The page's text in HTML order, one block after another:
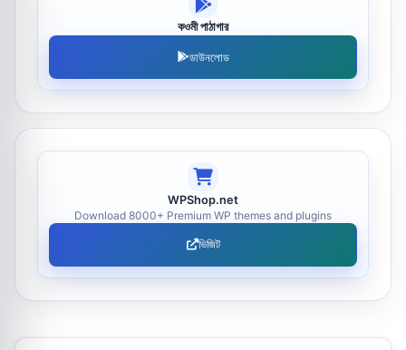
কওমী পাঠাগার
ডাউনলোড
WPShop.net
Download 8000+ Premium WP themes and plugins
ভিজিট